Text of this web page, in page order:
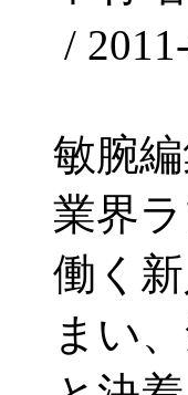
/
敏腕
業界
働く
まい